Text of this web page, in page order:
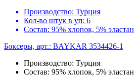
Производство: Турция
Кол-во штук в уп: 6
Состав: 95% хлопок, 5% эластан
Боксеры, арт.: BAYKAR 3534426-1
Производство: Турция
Состав: 95% хлопок, 5% эластан